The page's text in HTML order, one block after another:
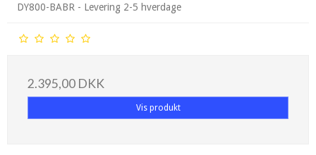
DY800-BABR - Levering 2-5 hverdage
2.395,00 DKK
Vis produkt